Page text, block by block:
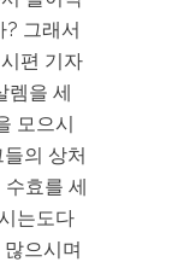
? 그래서
편 기자
렘을 세
모으시
의 상처
효를 세
는도다
으시며